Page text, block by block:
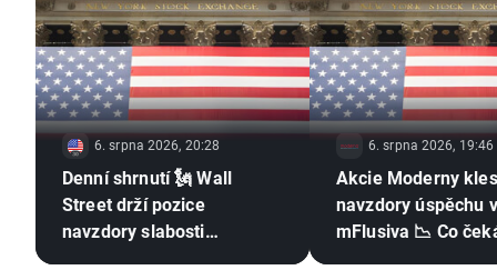
6. srpna 2026, 20:28
Denní shrnutí 🗽 Wall
Street drží pozice
navzdory slabosti
6. srpna 2026, 19:46
Akcie Moderny
navzdory úspěchu
mFlusiva 📉 Co